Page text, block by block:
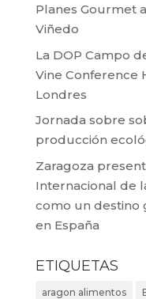
Planes Gourmet
Viñedo
La DOP Campo
Vine Conference
Londres
Jornada sobre
producción
Zaragoza
Internacional de
como un destino
en España
ETIQUETAS
aragon alimentos